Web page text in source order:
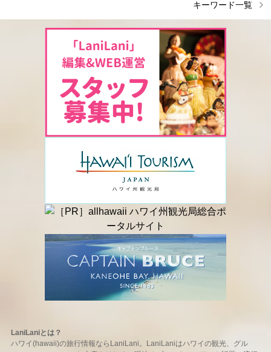
キーワード一覧
LaniLaniとは？
ハワイ(hawaii)の旅行情報ならLaniLani。LaniLaniはハワイの観光、グル